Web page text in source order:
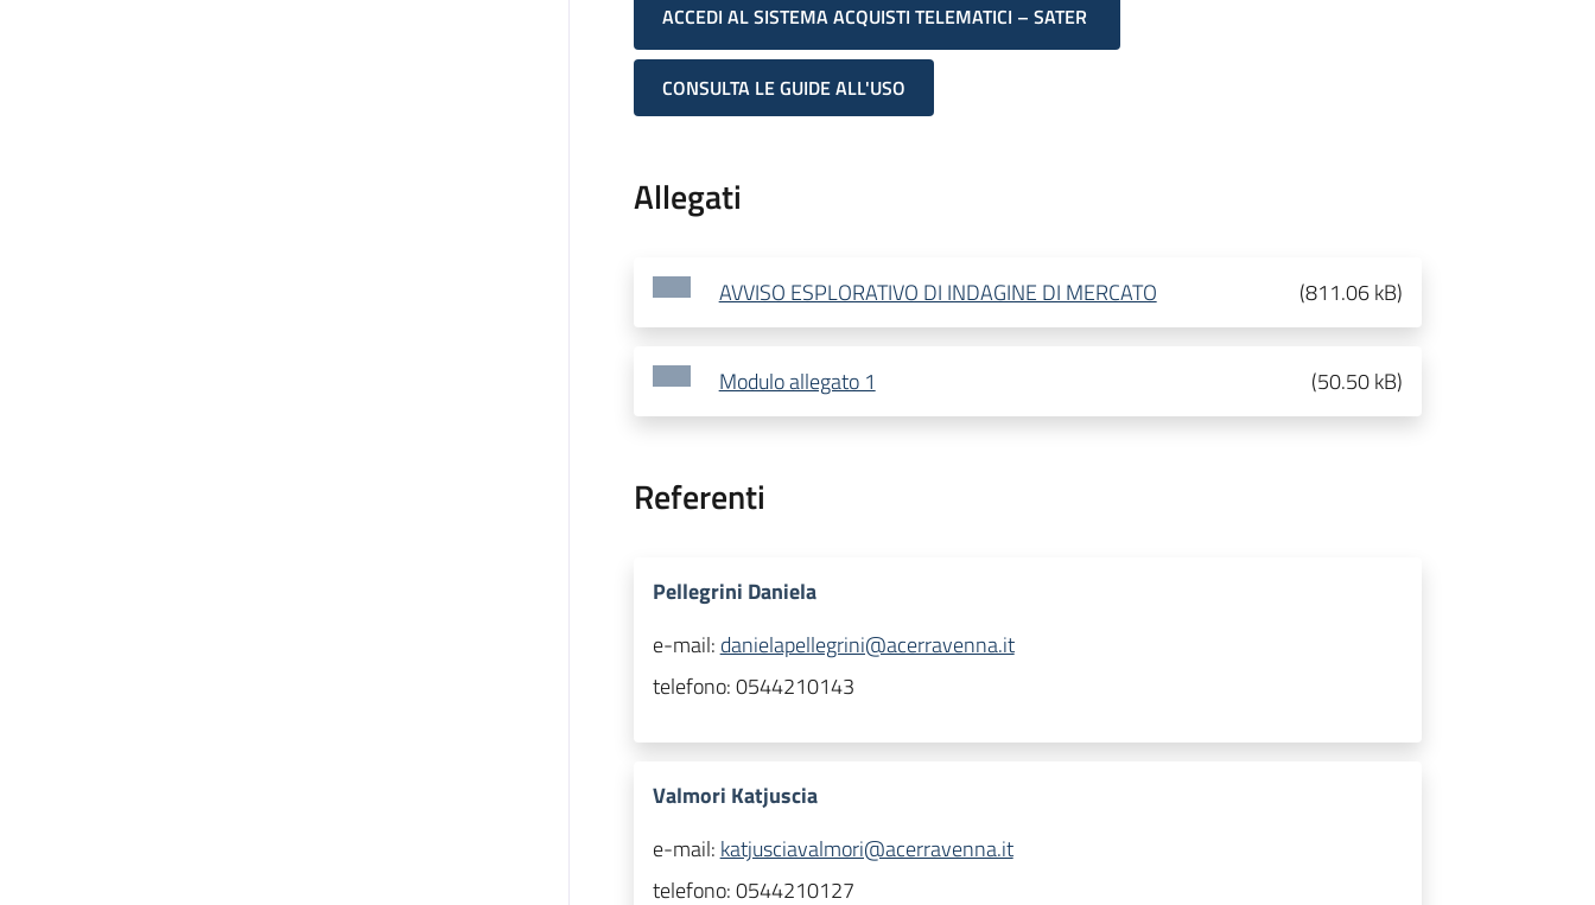
ACCEDI AL SISTEMA ACQUISTI TELEMATICI – SATER
CONSULTA LE GUIDE ALL'USO
Allegati
AVVISO ESPLORATIVO DI INDAGINE DI MERCATO (811.06 kB)
Modulo allegato 1 (50.50 kB)
Referenti
Pellegrini Daniela
e-mail: danielapellegrini@acerravenna.it
telefono:0544210143
Valmori Katjuscia
e-mail: katjusciavalmori@acerravenna.it
telefono:0544210127